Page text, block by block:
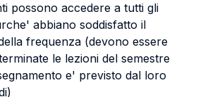
possono accedere a tutti gli
abbiano soddisfatto il
frequenza (devono essere
le lezioni del semestre
e' previsto dal loro